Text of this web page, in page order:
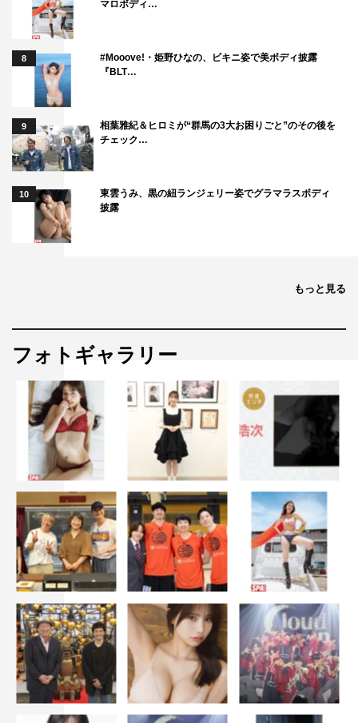
マロボディ…
8
#Mooove!・姫野ひなの、ビキニ姿で美ボディ披露
『BLT…
9
相葉雅紀＆ヒロミが“群馬の3大お困りごと”のその後を
チェック…
10
東雲うみ、黒の紐ランジェリー姿でグラマラスボディ
披露
もっと見る
フォトギャラリー